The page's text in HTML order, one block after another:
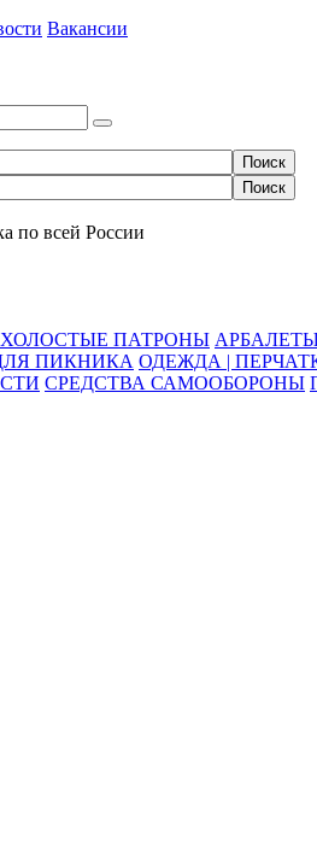
Вакансии
по всей России
ПАТРОНЫ
ПИКНИКА ОДЕЖДА |
СРЕДСТВА САМООБОРОНЫ